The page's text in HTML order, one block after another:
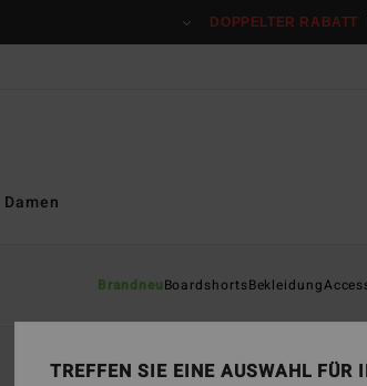
DOPPELTER RABATT
BrandneuBoardshortsBekleidung
Damen
TREFFEN SIE EINE AUSWAHL FÜR